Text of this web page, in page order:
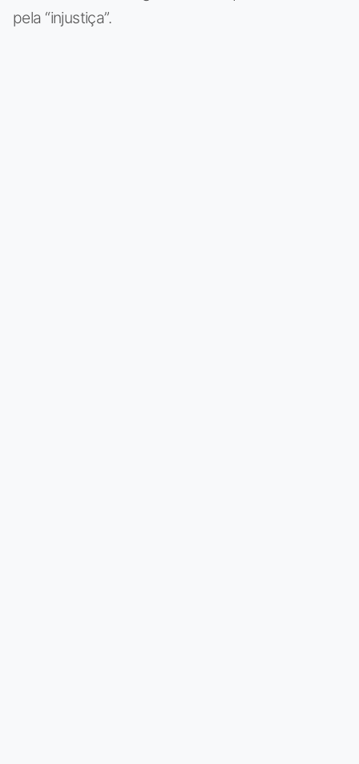
pela “injustiça”.